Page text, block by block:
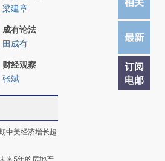
订阅
电邮
梁建章
成有论法
田成有
财经观察
张斌
中美经济增长超
来5年的房地产